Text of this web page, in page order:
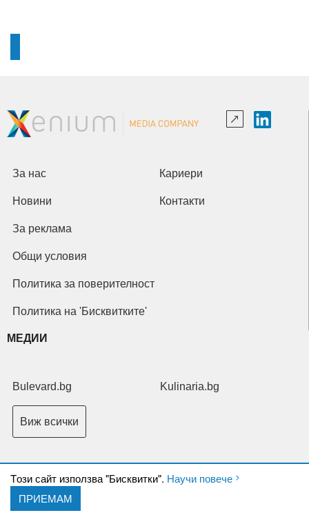
Tози сайт използва "Бисквитки". Научи повече
ПРИЕМАМ
За нас Кариери
Новини Контакти
За реклама
Общи условия
Политика за поверителност
Политика на 'Бисквитките'
МЕДИИ
Bulevard.bg Kulinaria.bg
Виж всички
Copyright © 2026 Ксениум ООД. Всички права запазени.